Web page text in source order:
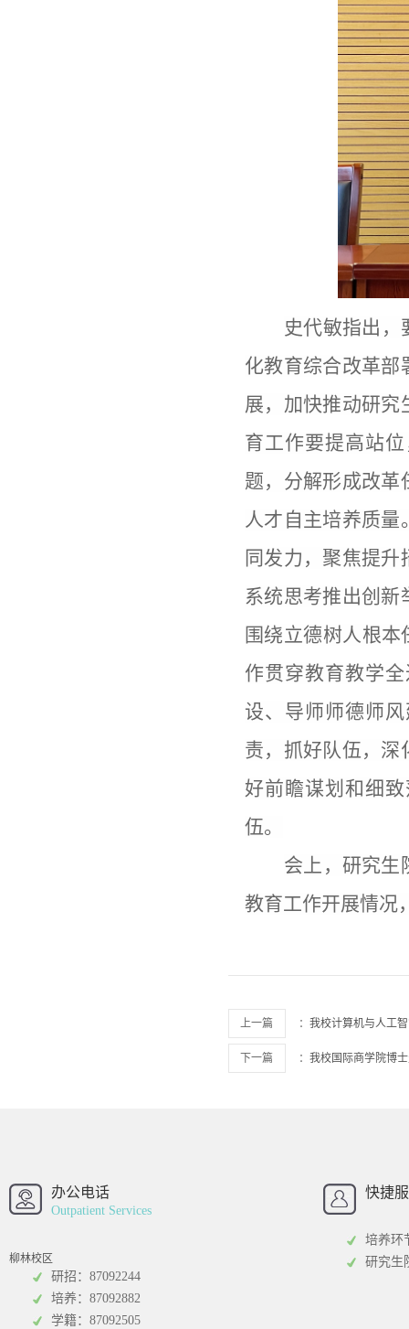
史代敏指出，
化教育综合改革部
展，加快推动研
育工作要提高站
题，分解形成改革
人才自主培养质
同发力，聚焦提
系统思考推出创
围绕立德树人根
作贯穿教育教学
设、导师师德师
责，抓好队伍，深
好前瞻谋划和细
伍。
会上，研究生
教育工作开展情况
上一篇 ： 我校计算机与人工
下一篇 ： 我校国际商学院博
招办
工商管理学院
办公电话
Outpatient Services
柳林校区
研招：87092244
培养：87092882
学籍：87092505
快捷
培养环
研究生